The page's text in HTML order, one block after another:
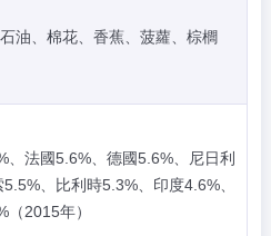
油、棉花、香蕉、菠蘿、棕櫚
、法國5.6%、德國5.6%、尼日利
、比利時5.3%、印度4.6%、
2015年）